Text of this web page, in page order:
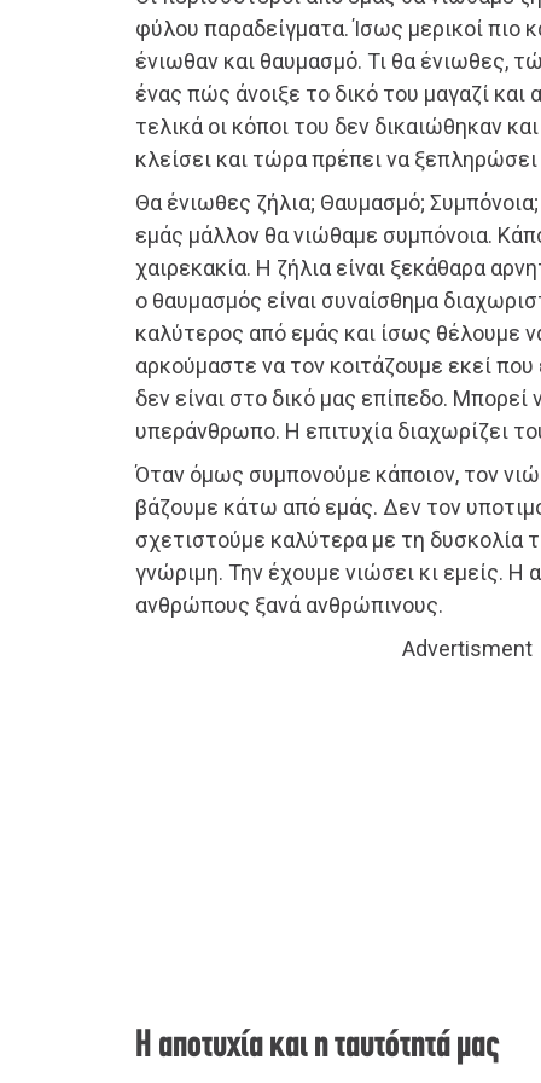
φύλου παραδείγματα. Ίσως μερικοί πιο
ένιωθαν και θαυμασμό. Τι θα ένιωθες,
ένας πώς άνοιξε το δικό του μαγαζί
τελικά οι κόποι του δεν δικαιώθηκαν
κλείσει και τώρα πρέπει να
Θα ένιωθες ζήλια; Θαυμασμό;
εμάς μάλλον θα νιώθαμε συμπόνοια.
χαιρεκακία. Η ζήλια είναι ξεκάθαρα
ο θαυμασμός είναι συναίσθημα
καλύτερος από εμάς και ίσως θέλουμε
αρκούμαστε να τον κοιτάζουμε εκεί που
δεν είναι στο δικό μας επίπεδο. Μπορεί
υπεράνθρωπο. Η επιτυχία διαχωρίζει
Όταν όμως συμπονούμε κάποιον, τον
βάζουμε κάτω από εμάς. Δεν τον
σχετιστούμε καλύτερα με τη δυσκολία
γνώριμη. Την έχουμε νιώσει κι εμείς. Η
ανθρώπους ξανά ανθρώπινους.
Advertisment
Η αποτυχία και η ταυτότητά μας